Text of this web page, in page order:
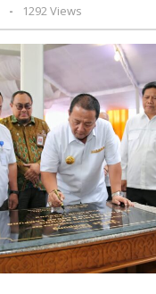
Cabang
Bandar
Lampung
by
AdminML
- 1292 Views